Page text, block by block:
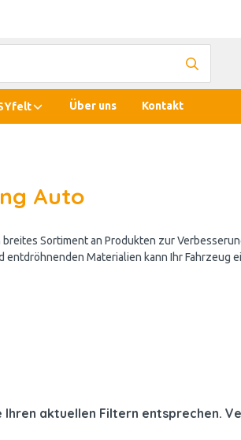
Über uns Kontakt
Auto
Sortiment an Produkten zur
entdröhnenden Materialien kann Ihr Fahrzeug
aktuellen Filtern entsprechen.